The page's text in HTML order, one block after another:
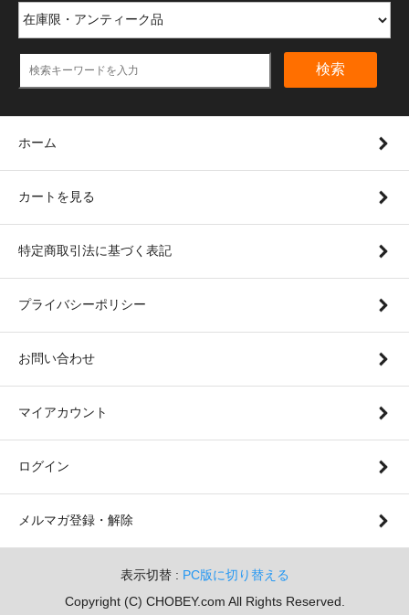
検索
ホーム
カートを見る
特定商取引法に基づく表記
プライバシーポリシー
お問い合わせ
マイアカウント
ログイン
メルマガ登録・解除
表示切替 : PC版に切り替える
Copyright (C) CHOBEY.com All Rights Reserved.